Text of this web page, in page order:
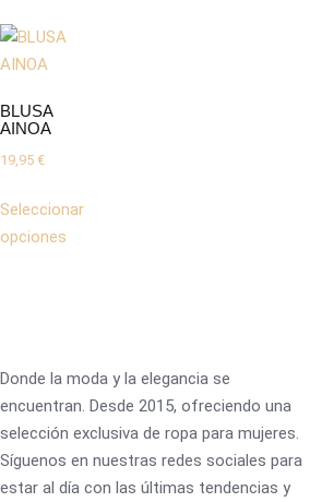
BLUSA
AINOA
19,95 €
Seleccionar
opciones
Donde la moda y la elegancia se
encuentran. Desde 2015, ofreciendo una
selección exclusiva de ropa para mujeres.
Síguenos en nuestras redes sociales para
estar al día con las últimas tendencias y